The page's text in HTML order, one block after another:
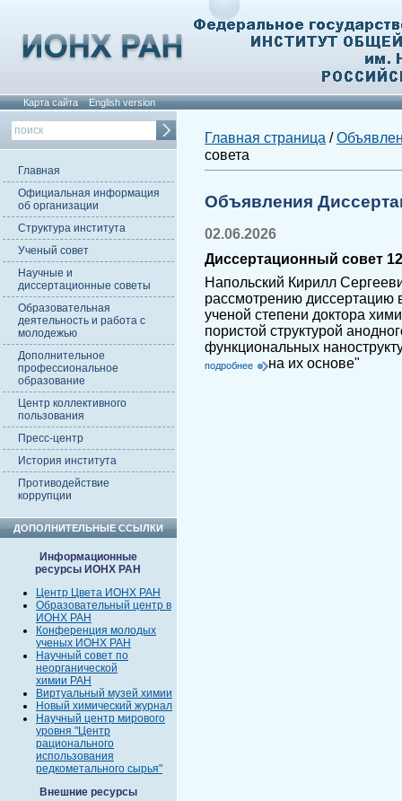
Карта сайта English version
Главная
Официальная информация
об организации
Структура института
Ученый совет
Научные и
диссертационные советы
Образовательная
деятельность и работа с
молодежью
Дополнительное
профессиональное
образование
Центр коллективного
пользования
Пресс-центр
История института
Противодействие
коррупции
ДОПОЛНИТЕЛЬНЫЕ ССЫЛКИ
Информационные
ресурсы ИОНХ РАН
Центр Цвета ИОНХ РАН
Образовательный центр в
ИОНХ РАН
Конференция молодых
ученых ИОНХ РАН
Научный совет по
неорганической
химии РАН
Виртуальный музей химии
Новый химический журнал
Научный центр мирового
уровня "Центр
рационального
использования
редкометального сырья"
Внешние ресурсы
Главная страница /
совета
Объявления
02.06.2026
Диссертационный совет
Напольский Кирилл
рассмотрению диссертацию
ученой степени доктора
пористой структурой
функциональных
на их основе"
подробнее